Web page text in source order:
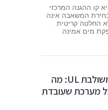
קו ההגנה המרכזי
המשאבה אינה
החלטה קריטית.
מים אמינה
מערכת כריזה משולבת UL: מה
מערכת שעובדת